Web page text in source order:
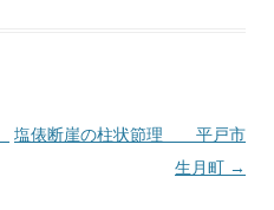
塩俵断崖の柱状節理 平戸市
生月町 →